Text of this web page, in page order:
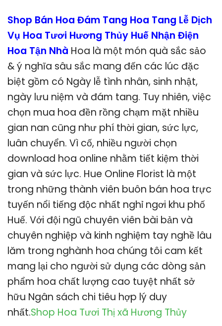
Shop Bán Hoa Đám Tang Hoa Tang Lễ Dịch
Vụ Hoa Tươi Hương Thủy Huế Nhận Điện
Hoa Tận Nhà Hoa là một món quà sắc sảo
& ý nghĩa sâu sắc mang đến các lúc đặc
biệt gồm có Ngày lễ tình nhân, sinh nhật,
ngày lưu niệm và đám tang. Tuy nhiên, việc
chọn mua hoa đền rồng chạm mặt nhiều
gian nan cũng như phí thời gian, sức lực,
luân chuyển. Vì cố, nhiều người chọn
download hoa online nhằm tiết kiệm thời
gian và sức lực. Hue Online Florist là một
trong những thành viên buôn bán hoa trực
tuyến nổi tiếng độc nhất nghỉ ngơi khu phố
Huế. Với đội ngũ chuyên viên bài bản và
chuyên nghiệp và kinh nghiệm tay nghề lâu
lăm trong nghành hoa chúng tôi cam kết
mang lại cho người sử dụng các dòng sản
phẩm hoa chất lượng cao tuyệt nhất sở
hữu Ngân sách chi tiêu hợp lý duy
nhất.Shop Hoa Tươi Thị xã Hương Thủy